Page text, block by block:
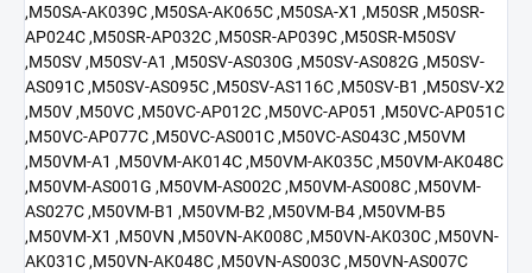
,M50SA-AK039C ,M50SA-AK065C ,M50SA-X1 ,M50SR ,M50SR-
AP024C ,M50SR-AP032C ,M50SR-AP039C ,M50SR-M50SV
,M50SV ,M50SV-A1 ,M50SV-AS030G ,M50SV-AS082G ,M50SV-
AS091C ,M50SV-AS095C ,M50SV-AS116C ,M50SV-B1 ,M50SV-X2
,M50V ,M50VC ,M50VC-AP012C ,M50VC-AP051 ,M50VC-AP051C
,M50VC-AP077C ,M50VC-AS001C ,M50VC-AS043C ,M50VM
,M50VM-A1 ,M50VM-AK014C ,M50VM-AK035C ,M50VM-AK048C
,M50VM-AS001G ,M50VM-AS002C ,M50VM-AS008C ,M50VM-
AS027C ,M50VM-B1 ,M50VM-B2 ,M50VM-B4 ,M50VM-B5
,M50VM-X1 ,M50VN ,M50VN-AK008C ,M50VN-AK030C ,M50VN-
AK031C ,M50VN-AK048C ,M50VN-AS003C ,M50VN-AS007C